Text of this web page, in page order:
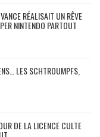
RÉALISAIT UN RÊVE
NINTENDO PARTOUT
LES SCHTROUMPFS,
DE LA LICENCE CULTE